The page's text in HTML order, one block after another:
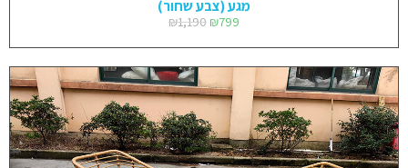
מגע (צבע שחור)
₪1,190 ₪799